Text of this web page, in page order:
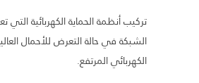
تركيب أنظمة الحماية الكهربائية
الشبكة في حالة التعرض للأحمال
الكهربائي المرتفع.